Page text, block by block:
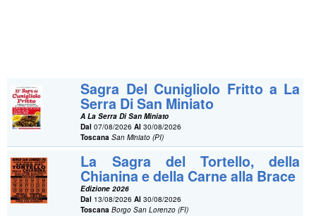
Sagra Del Cunigliolo Fritto a La
Serra Di San Miniato
A La Serra Di San Miniato
Dal 07/08/2026Al 30/08/2026
Toscana San Miniato (PI)
La Sagra del Tortello, della
Chianina e della Carne alla Brace
Edizione 2026
Dal 13/08/2026Al 30/08/2026
Toscana Borgo San Lorenzo (FI)